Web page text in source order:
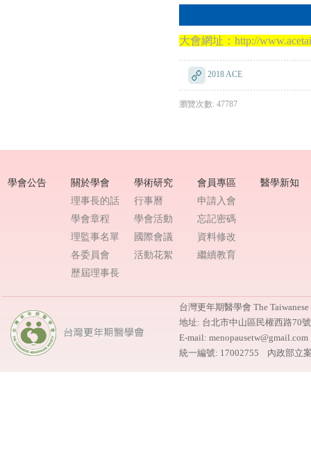
大會網址：http://
2018 ACE
瀏覽次數: 47787
學會公告
關於學會
理事長的話
學會章程
理監事名單
各委員會
歷屆理事長
學術研究
行事曆
學會活動
國際會議
活動花絮
會員專區
申請入會
忘記密碼
資料修改
繼續教育
醫學新知
台灣更年期醫學會 The
地址: 台北市中山區民權西路70
E-mail:
統一編號: 17002755 內政部立